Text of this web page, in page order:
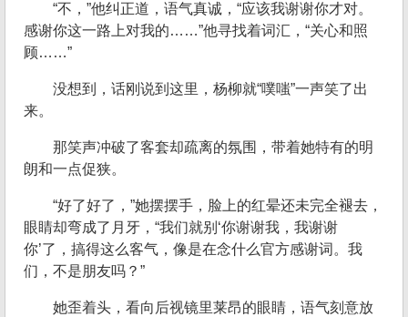
“不，”他纠正道，语气真诚，“应该我谢谢你才对。
感谢你这一路上对我的……”他寻找着词汇，“关心和照
顾……”
没想到，话刚说到这里，杨柳就“噗嗤”一声笑了出
来。
那笑声冲破了客套却疏离的氛围，带着她特有的明
朗和一点促狭。
“好了好了，”她摆摆手，脸上的红晕还未完全褪去，
眼睛却弯成了月牙，“我们就别‘你谢谢我，我谢谢
你’了，搞得这么客气，像是在念什么官方感谢词。我
们，不是朋友吗？”
她歪着头，看向后视镜里莱昂的眼睛，语气刻意放